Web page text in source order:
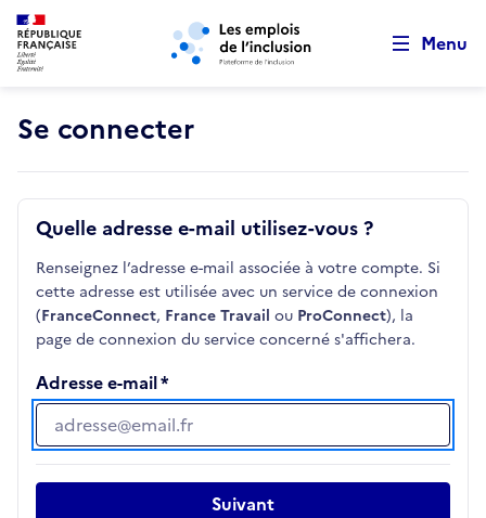
Aller au menu principal Aller au contenu principal
Menu
Se connecter
Quelle adresse e-mail utilisez-vous ?
Renseignez l’adresse e-mail associée à votre compte. Si
cette adresse est utilisée avec un service de connexion
(FranceConnect, France Travail ou ProConnect), la
page de connexion du service concerné s'affichera.
Adresse e-mail
Adresse e-mail
Suivant
Retour au début de la page
Panneau de gestion des cookies